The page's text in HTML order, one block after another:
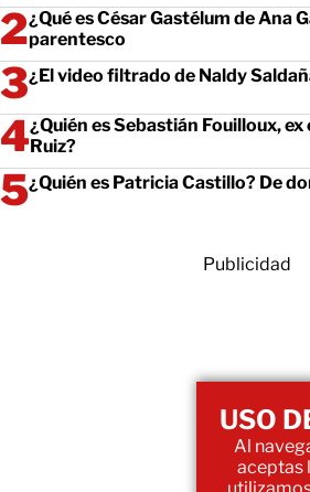
¿Qué es César Gastélum de Ana
parentesco
¿El video filtrado de Naldy
¿Quién es Sebastián Fouilloux,
Ruiz?
¿Quién es Patricia Castillo? De
Publicidad
USO
Al
aceptas